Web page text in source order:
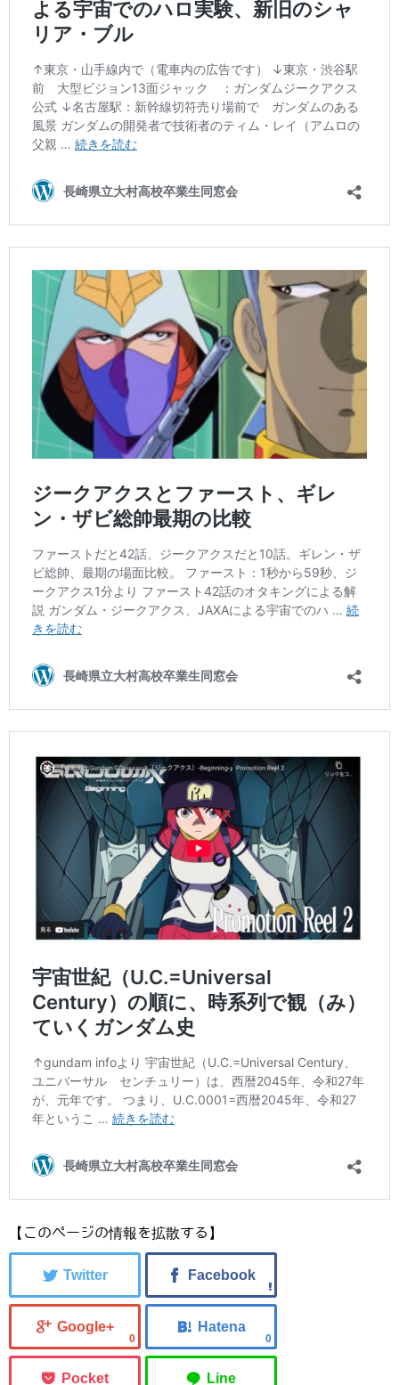
【このページの情報を拡散する】
0 0